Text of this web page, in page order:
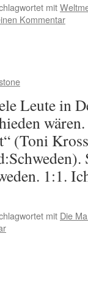
mit
Kommentar
Leute in
(Toni
1:1.
mit Die